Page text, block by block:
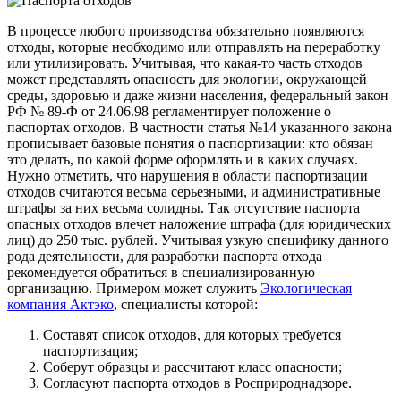
В процессе любого производства обязательно появляются
отходы, которые необходимо или отправлять на переработку
или утилизировать. Учитывая, что какая-то часть отходов
может представлять опасность для экологии, окружающей
среды, здоровью и даже жизни населения, федеральный закон
РФ № 89-Ф от 24.06.98 регламентирует положение о
паспортах отходов. В частности статья №14 указанного закона
прописывает базовые понятия о паспортизации: кто обязан
это делать, по какой форме оформлять и в каких случаях.
Нужно отметить, что нарушения в области паспортизации
отходов считаются весьма серьезными, и административные
штрафы за них весьма солидны. Так отсутствие паспорта
опасных отходов влечет наложение штрафа (для юридических
лиц) до 250 тыс. рублей. Учитывая узкую специфику данного
рода деятельности, для разработки паспорта отхода
рекомендуется обратиться в специализированную
организацию. Примером может служить Экологическая
компания Актэко, специалисты которой:
Составят список отходов, для которых требуется
паспортизация;
Соберут образцы и рассчитают класс опасности;
Согласуют паспорта отходов в Росприроднадзоре.